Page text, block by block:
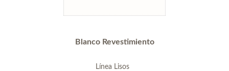
Blanco Revestimiento
Línea Lisos